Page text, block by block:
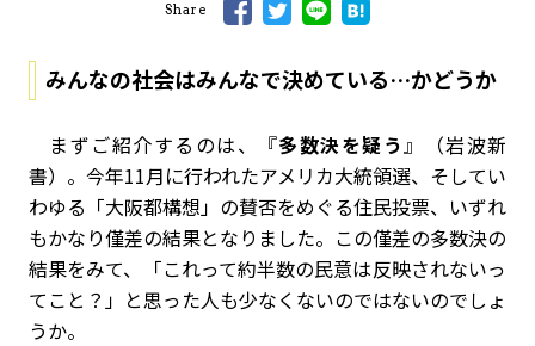
Share
みんなの社会はみんなで決めている…かどうか
まずご紹介するのは、『多数決を疑う』（岩波新
書）。今年11月に行われたアメリカ大統領選、そしてい
わゆる「大阪都構想」の賛否をめぐる住民投票、いずれ
もかなり僅差の結果となりました。この僅差の多数決の
結果をみて、「これって約半数の民意は反映されないっ
てこと？」と思った人も少なくないのではないのでしょ
うか。